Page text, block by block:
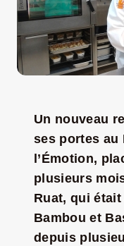
NOUS CONTACTER
Un nouveau
ses portes au
l’Émotion,
plusieurs
Ruat, qui
Bambou et
depuis